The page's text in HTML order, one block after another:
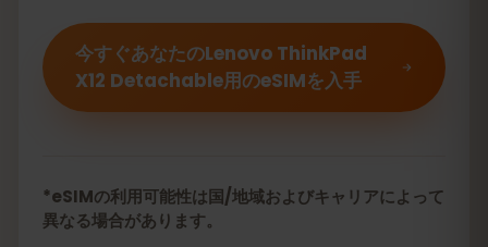
今すぐあなたのLenovo ThinkPad
X12 Detachable用のeSIMを入手
*eSIMの利用可能性は国/地域およびキャリアによって
異なる場合があります。